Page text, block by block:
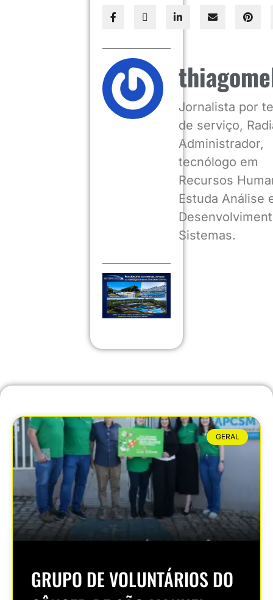
Jornalista por
de serviço,
Administrador,
tecnólogo em
Recursos
Estuda Análise
Sistemas.
GERAL
GRUPO DE VOLUNTÁRIOS DO